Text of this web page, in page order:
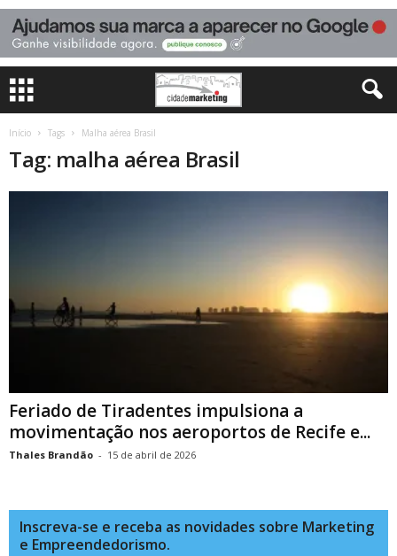
Início Tags Malha aérea Brasil
Tag: malha aérea Brasil
Feriado de Tiradentes impulsiona a
movimentação nos aeroportos de Recife e...
Thales Brandão - 15 de abril de 2026
Inscreva-se e receba as novidades sobre Marketing
e Empreendedorismo.